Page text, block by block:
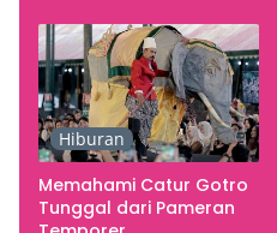
Hiburan
Memahami Catur Gotro
Tunggal dari Pameran